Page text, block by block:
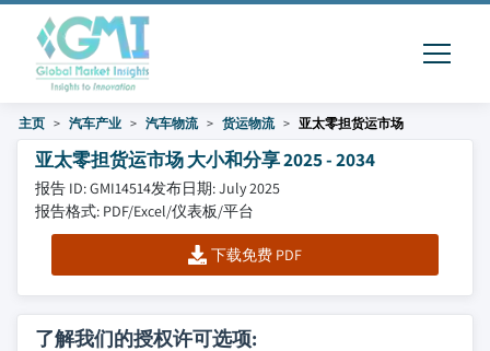
主页 汽车产业 汽车物流 货运物流 亚太零担货运市场
亚太零担货运市场 大小和分享 2025 - 2034
报告 ID: GMI14514发布日期: July 2025
报告格式: PDF/Excel/仪表板/平台
下载免费 PDF
了解我们的授权许可选项: